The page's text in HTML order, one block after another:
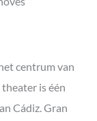
centrum van
is één
Cádiz. Gran